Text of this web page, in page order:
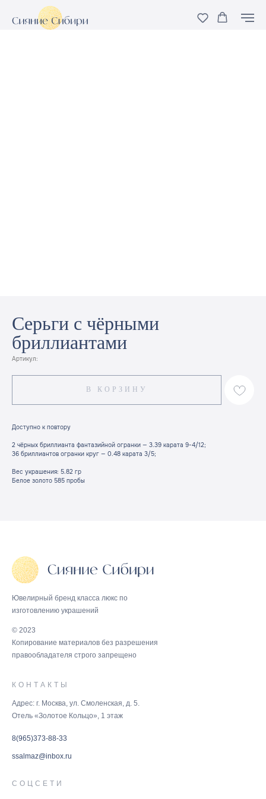
Серьги с чёрными
бриллиантами
Артикул:
В КОРЗИНУ
Доступно к повтору
2 чёрных бриллианта фантазийной огранки — 3.39 карата 9-4/12;
36 бриллиантов огранки круг — 0.48 карата 3/5;
Вес украшения: 5.82 гр
Белое золото 585 пробы
Ювелирный бренд класса люкс по
изготовлению украшений
© 2023
Копирование материалов без разрешения
правообладателя строго запрещено
КОНТАКТЫ
8(965)373-88-33
ssalmaz@inbox.ru
Адрес: г. Москва, ул. Смоленская, д. 5.
Отель «Золотое Кольцо», 1 этаж
СОЦСЕТИ